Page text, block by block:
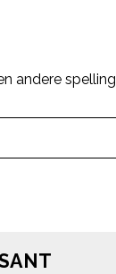
andere spelling